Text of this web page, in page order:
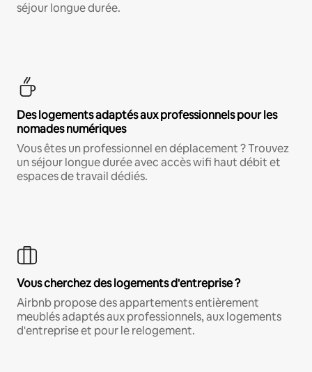
séjour longue durée.
Des logements adaptés aux professionnels pour les
nomades numériques
Vous êtes un professionnel en déplacement ? Trouvez
un séjour longue durée avec accès wifi haut débit et
espaces de travail dédiés.
Vous cherchez des logements d'entreprise ?
Airbnb propose des appartements entièrement
meublés adaptés aux professionnels, aux logements
d'entreprise et pour le relogement.